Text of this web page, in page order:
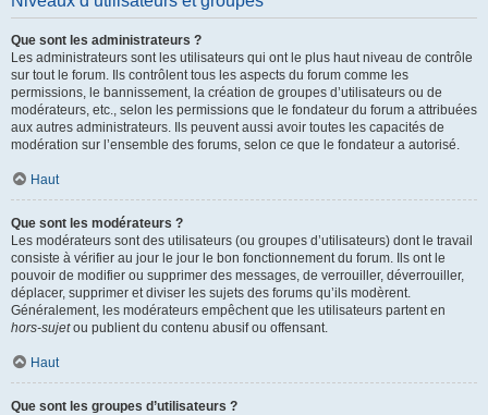
Que sont les administrateurs ?
Les administrateurs sont les utilisateurs qui ont le plus haut niveau de contrôle
sur tout le forum. Ils contrôlent tous les aspects du forum comme les
permissions, le bannissement, la création de groupes d’utilisateurs ou de
modérateurs, etc., selon les permissions que le fondateur du forum a attribuées
aux autres administrateurs. Ils peuvent aussi avoir toutes les capacités de
modération sur l’ensemble des forums, selon ce que le fondateur a autorisé.
Haut
Que sont les modérateurs ?
Les modérateurs sont des utilisateurs (ou groupes d’utilisateurs) dont le travail
consiste à vérifier au jour le jour le bon fonctionnement du forum. Ils ont le
pouvoir de modifier ou supprimer des messages, de verrouiller, déverrouiller,
déplacer, supprimer et diviser les sujets des forums qu’ils modèrent.
Généralement, les modérateurs empêchent que les utilisateurs partent en
hors-sujetou publient du contenu abusif ou offensant.
Haut
Que sont les groupes d’utilisateurs ?